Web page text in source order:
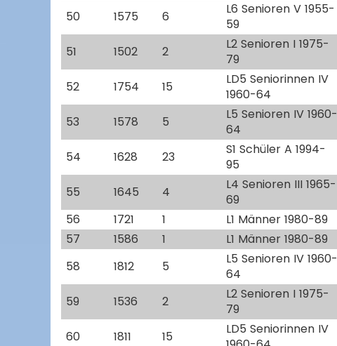
50 1575 6
L6 Senioren V 1955-
59
51 1502 2
L2 Senioren I 1975-
79
52 1754 15
LD5 Seniorinnen IV
1960-64
53 1578 5
L5 Senioren IV 1960-
64
54 1628 23
S1 Schüler A 1994-
95
55 1645 4
L4 Senioren III 1965-
69
56
1721 1 L1 Männer 1980-89
57
1586 1 L1 Männer 1980-89
58
1812 5
L5 Senioren IV 1960-
64
59 1536 2
L2 Senioren I 1975-
79
60 1811 15
LD5 Seniorinnen IV